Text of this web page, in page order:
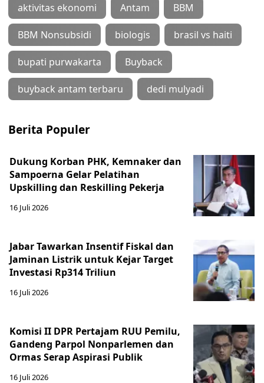
aktivitas ekonomi Antam BBM
BBM Nonsubsidi biologis brasil vs haiti
bupati purwakarta Buyback
buyback antam terbaru dedi mulyadi
Berita Populer
Dukung Korban PHK, Kemnaker dan
Sampoerna Gelar Pelatihan
Upskilling dan Reskilling Pekerja
16 Juli 2026
Jabar Tawarkan Insentif Fiskal dan
Jaminan Listrik untuk Kejar Target
Investasi Rp314 Triliun
16 Juli 2026
Komisi II DPR Pertajam RUU Pemilu,
Gandeng Parpol Nonparlemen dan
Ormas Serap Aspirasi Publik
16 Juli 2026